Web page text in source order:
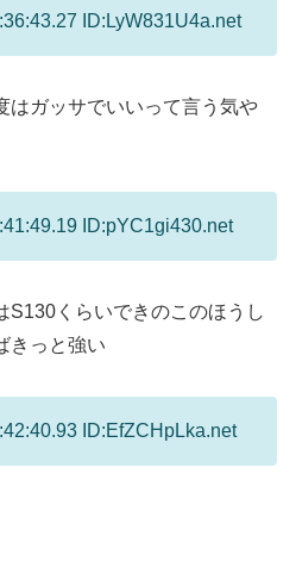
ID:LyW831U4a.net
はガッサでいいって言う気や
ID:pYC1gi430.net
S130くらいできのこのほうし
きっと強い
ID:EfZCHpLka.net